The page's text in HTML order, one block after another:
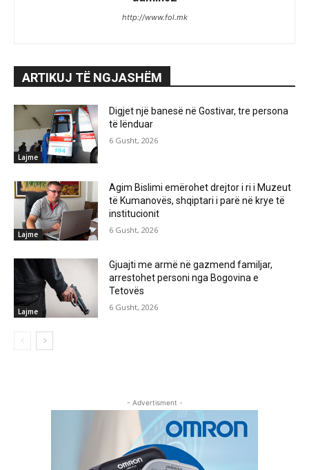
http://www.fol.mk
ARTIKUJ TË NGJASHËM
Lajme
Digjet një banesë në Gostivar, tre persona
të lënduar
6 Gusht, 2026
Lajme
Agim Bislimi emërohet drejtor i ri i Muzeut
të Kumanovës, shqiptari i parë në krye të
institucionit
6 Gusht, 2026
Lajme
Gjuajti me armë në gazmend familjar,
arrestohet personi nga Bogovina e
Tetovës
6 Gusht, 2026
- Advertisment -